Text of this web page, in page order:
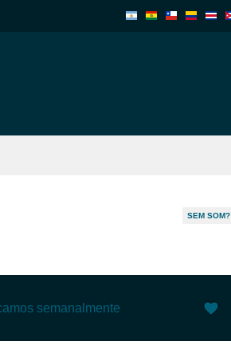
SEM SOM?
semanalmente